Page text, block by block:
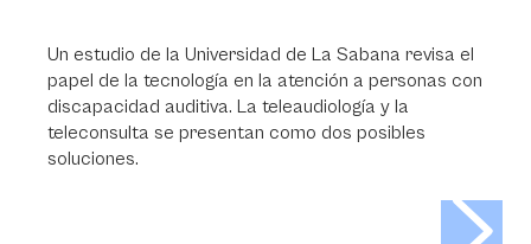
Un estudio de la Universidad de La Sabana revisa el
papel de la tecnología en la atención a personas con
discapacidad auditiva. La teleaudiología y la
teleconsulta se presentan como dos posibles
soluciones.